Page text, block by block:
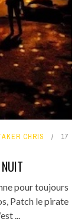
CHRIS
17
pour toujours
Patch le pirate
...